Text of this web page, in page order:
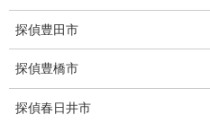
人探し
失踪・家出調査
所在確認調査
探偵豊田市
探偵豊橋市
探偵春日井市